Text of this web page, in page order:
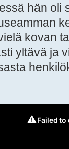
hän oli
kovan
yltävä ja